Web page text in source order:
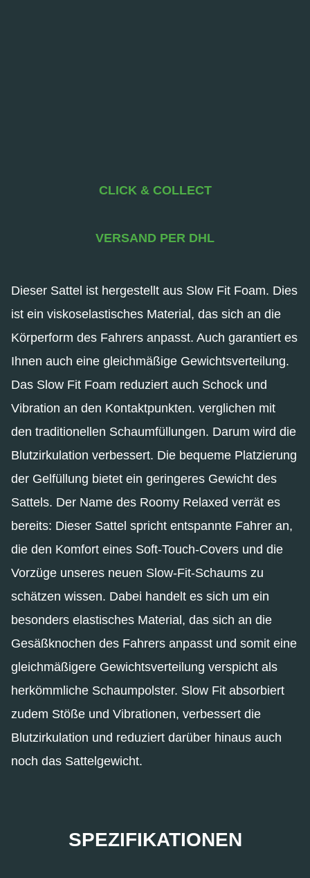
CLICK & COLLECT
VERSAND PER DHL
Dieser Sattel ist hergestellt aus Slow Fit Foam. Dies
ist ein viskoselastisches Material, das sich an die
Körperform des Fahrers anpasst. Auch garantiert es
Ihnen auch eine gleichmäßige Gewichtsverteilung.
Das Slow Fit Foam reduziert auch Schock und
Vibration an den Kontaktpunkten. verglichen mit
den traditionellen Schaumfüllungen. Darum wird die
Blutzirkulation verbessert. Die bequeme Platzierung
der Gelfüllung bietet ein geringeres Gewicht des
Sattels. Der Name des Roomy Relaxed verrät es
bereits: Dieser Sattel spricht entspannte Fahrer an,
die den Komfort eines Soft-Touch-Covers und die
Vorzüge unseres neuen Slow-Fit-Schaums zu
schätzen wissen. Dabei handelt es sich um ein
besonders elastisches Material, das sich an die
Gesäßknochen des Fahrers anpasst und somit eine
gleichmäßigere Gewichtsverteilung verspicht als
herkömmliche Schaumpolster. Slow Fit absorbiert
zudem Stöße und Vibrationen, verbessert die
Blutzirkulation und reduziert darüber hinaus auch
noch das Sattelgewicht.
SPEZIFIKATIONEN